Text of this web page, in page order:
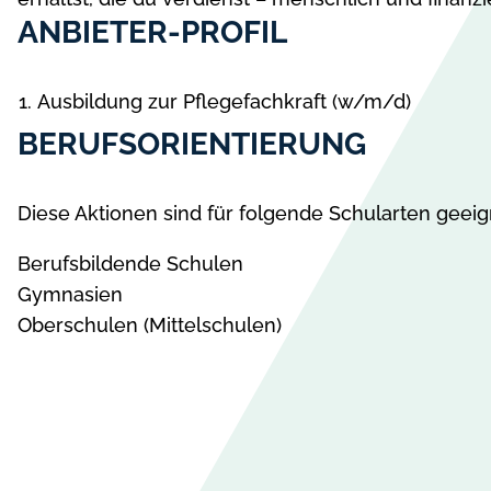
ANBIETER-PROFIL
Ausbildung zur Pflegefachkraft (w/m/d)
BERUFSORIENTIERUNG
Diese Aktionen sind für folgende Schularten
Berufsbildende Schulen
Gymnasien
Oberschulen (Mittelschulen)